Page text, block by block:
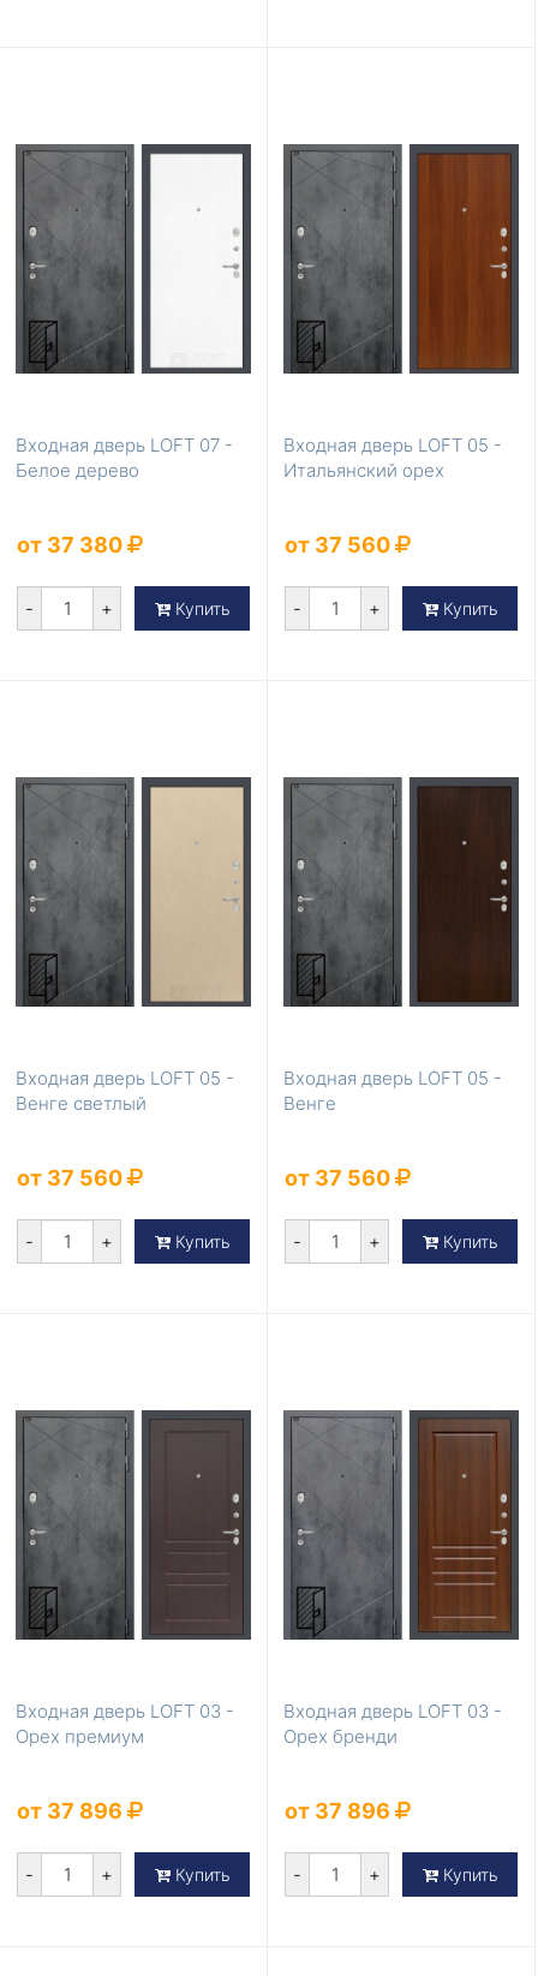
Входная дверь LOFT 07 -
Белое дерево
от 37 380
- + Купить
Входная дверь LOFT 05 -
Итальянский орех
от 37 560
- + Купить
Входная дверь LOFT 05 -
Венге светлый
от 37 560
- + Купить
Входная дверь LOFT 05 -
Венге
от 37 560
- + Купить
Входная дверь LOFT 03 -
Орех премиум
от 37 896
- + Купить
Входная дверь LOFT 03 -
Орех бренди
от 37 896
- + Купить